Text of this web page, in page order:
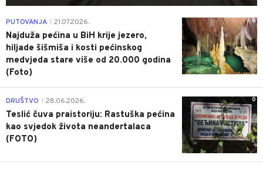
0
PUTOVANJA 21.07.2026.
Najduža pećina u BiH krije jezero,
hiljade šišmiša i kosti pećinskog
medvjeda stare više od 20.000 godina
(Foto)
0
DRUŠTVO 28.06.2026.
Teslić čuva praistoriju: Rastuška pećina
kao svjedok života neandertalaca
(FOTO)